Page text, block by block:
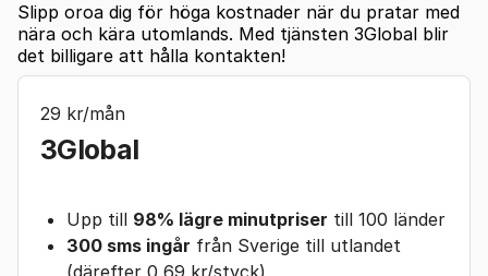
Slipp oroa dig för höga kostnader när du pratar med
nära och kära utomlands. Med tjänsten 3Global blir
det billigare att hålla kontakten!
29 kr/mån
3Global
Upp till 98% lägre minutpriser till 100 länder
300 sms ingår från Sverige till utlandet